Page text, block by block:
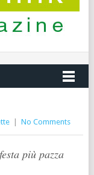
No Comments
più pazza